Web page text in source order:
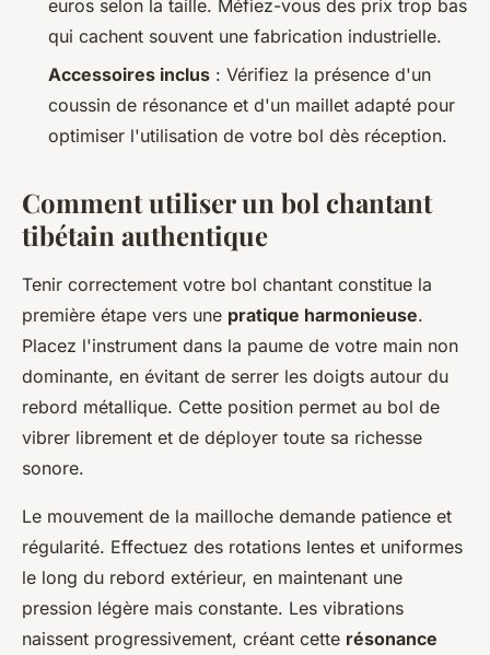
euros selon la taille. Méfiez-vous des prix trop bas
qui cachent souvent une fabrication industrielle.
Accessoires inclus : Vérifiez la présence d'un
coussin de résonance et d'un maillet adapté pour
optimiser l'utilisation de votre bol dès réception.
Comment utiliser un bol chantant
tibétain authentique
Tenir correctement votre bol chantant constitue la
première étape vers une pratique harmonieuse.
Placez l'instrument dans la paume de votre main non
dominante, en évitant de serrer les doigts autour du
rebord métallique. Cette position permet au bol de
vibrer librement et de déployer toute sa richesse
sonore.
Le mouvement de la mailloche demande patience et
régularité. Effectuez des rotations lentes et uniformes
le long du rebord extérieur, en maintenant une
pression légère mais constante. Les vibrations
naissent progressivement, créant cette résonance